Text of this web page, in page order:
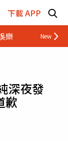
下載 APP
樂 財經
深夜發
歉